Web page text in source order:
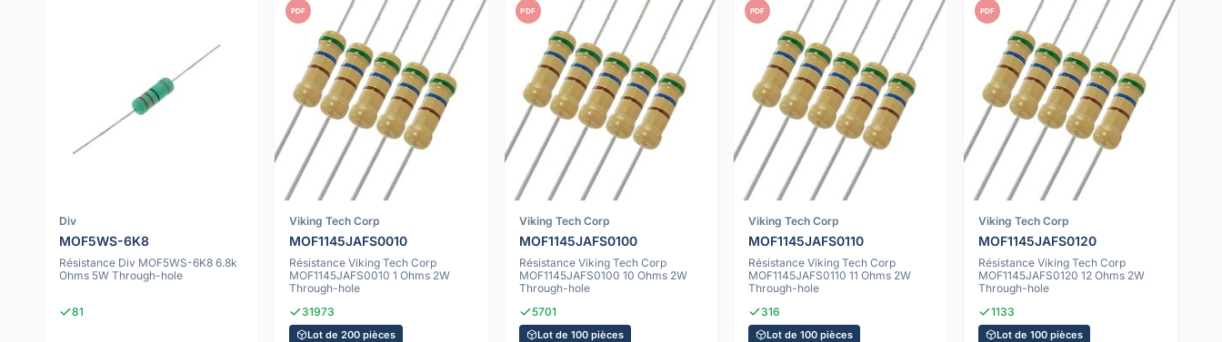
Div
MOF5WS-6K8
Résistance Div MOF5WS-6K8 6.8k
Ohms 5W Through-hole
81
PDF
Viking Tech Corp
MOF1145JAFS0010
Résistance Viking Tech Corp
MOF1145JAFS0010 1 Ohms 2W
Through-hole
31973
Lot de 200 pièces
PDF
Viking Tech Corp
MOF1145JAFS0100
Résistance Viking Tech Corp
MOF1145JAFS0100 10 Ohms 2W
Through-hole
5701
Lot de 100 pièces
PDF
Viking Tech Corp
MOF1145JAFS0110
Résistance Viking Tech Corp
MOF1145JAFS0110 11 Ohms 2W
Through-hole
316
Lot de 100 pièces
PDF
Viking Tech Corp
MOF1145JAFS0120
Résistance Viking Tech Corp
MOF1145JAFS0120 12 Ohms 2W
Through-hole
1133
Lot de 100 pièces